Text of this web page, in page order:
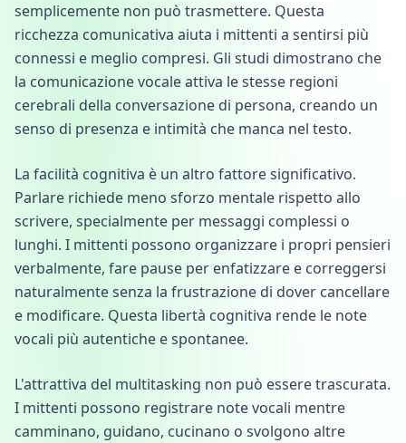
semplicemente non può trasmettere. Questa
ricchezza comunicativa aiuta i mittenti a sentirsi più
connessi e meglio compresi. Gli studi dimostrano che
la comunicazione vocale attiva le stesse regioni
cerebrali della conversazione di persona, creando un
senso di presenza e intimità che manca nel testo.
La facilità cognitiva è un altro fattore significativo.
Parlare richiede meno sforzo mentale rispetto allo
scrivere, specialmente per messaggi complessi o
lunghi. I mittenti possono organizzare i propri pensieri
verbalmente, fare pause per enfatizzare e correggersi
naturalmente senza la frustrazione di dover cancellare
e modificare. Questa libertà cognitiva rende le note
vocali più autentiche e spontanee.
L'attrattiva del multitasking non può essere trascurata.
I mittenti possono registrare note vocali mentre
camminano, guidano, cucinano o svolgono altre